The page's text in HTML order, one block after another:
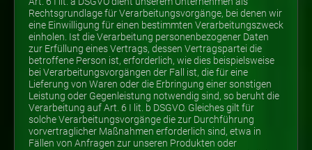
Rechtsgrundlage für Verarbeitungsvorgänge, bei denen wir
eine Einwilligung für einen bestimmten Verarbeitungszweck
einholen. Ist die Verarbeitung personenbezogener Daten
zur Erfüllung eines Vertrags, dessen Vertragspartei die
betroffene Person ist, erforderlich, wie dies beispielsweise
bei Verarbeitungsvorgängen der Fall ist, die für eine
Lieferung von Waren oder die Erbringung einer sonstigen
Leistung oder Gegenleistung notwendig sind, so beruht die
Verarbeitung auf Art. 6 I lit. b DSGVO. Gleiches gilt für
solche Verarbeitungsvorgänge die zur Durchführung
vorvertraglicher Maßnahmen erforderlich sind, etwa in
Fällen von Anfragen zur unseren Produkten oder